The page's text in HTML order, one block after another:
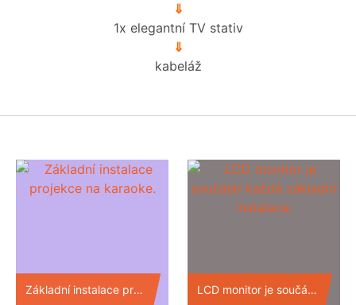
⇓
1x elegantní TV stativ
⇓
kabeláž
Základní instalace projekce na karaoke. LCD monitor je součástí každé základní instalace.